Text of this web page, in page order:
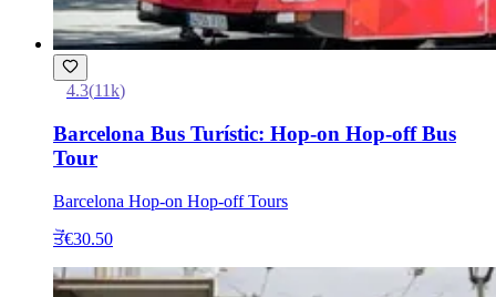
4.3(11k)
Barcelona Bus Turístic: Hop-on Hop-off Bus
Tour
Barcelona Hop-on Hop-off Tours
ਤੋਂ€30.50